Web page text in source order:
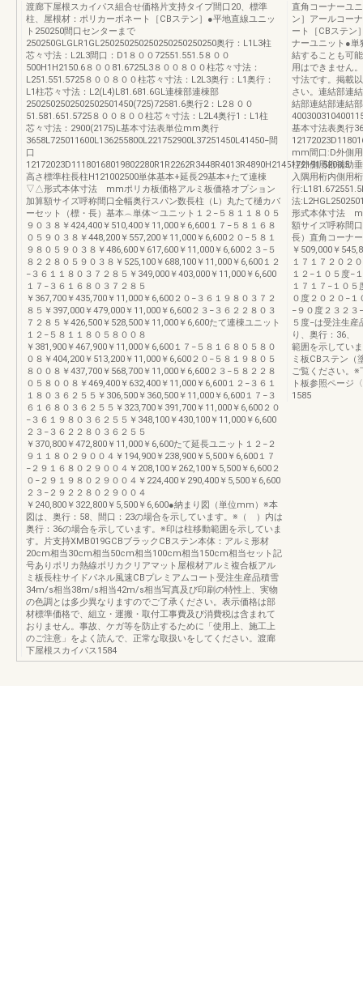
渡廊下屋根スカイパス組合せ価格片支持タイプ間口20、標準
柱、屋根材：ポリカーボネート［CBステン］●平地直線ユニッ
ト250250間口センターまで
250250GLGLR1GL250250250250250250250250奥行：L1L3柱
芯々寸法：L2L3間口：D1８００72551.551.5８００
500H1H2150.6８００81.6725L3８００８００柱芯々寸法：
L251.551.5725８００８００柱芯々寸法：L2L3奥行：L1奥行：
L1柱芯々寸法：L2(L4)L81.681.6GL連棟部連棟部
2502502502502502501450(725)72581.6奥行2：L2８００
51.581.651.5725８００８００柱芯々寸法：L2L4奥行1：L1柱
芯々寸法：2900(2175)L基本寸法表単位mm奥行
3658L725011600L136255800L221752900L37251450L41450−間
口
12172023D11180168019802280R1R2262R3448R4013R4890H2145172191.5203.5
高さ標準柱長柱H121002500単体基本+延長29基本+たて連棟
▽△形式本体寸法 mmポリカ板価格アルミ板価格オプション
加算額サイズ呼称間口全幅奥行スパン数長柱（L）丸たて樋カバ
ーセット（標・長）基本︵単体︶ユニット１２−５８１１８０５
９０３８￥424,400￥510,400￥11,000￥6,600１７−５８１６８
０５９０３８￥448,200￥557,200￥11,000￥6,600２０−５８１
９８０５９０３８￥486,600￥617,600￥11,000￥6,600２３−５
８２２８０５９０３８￥525,100￥688,100￥11,000￥6,600１２
−３６１１８０３７２８５￥349,000￥403,000￥11,000￥6,600
１７−３６１６８０３７２８５
￥367,700￥435,700￥11,000￥6,600２０−３６１９８０３７２
８５￥397,000￥479,000￥11,000￥6,600２３−３６２２８０３
７２８５￥426,500￥528,500￥11,000￥6,600たて連棟ユニット
１２−５８１１８０５８００８
￥381,900￥467,900￥11,000￥6,600１７−５８１６８０５８０
０８￥404,200￥513,200￥11,000￥6,600２０−５８１９８０５
８００８￥437,700￥568,700￥11,000￥6,600２３−５８２２８
０５８００８￥469,400￥632,400￥11,000￥6,600１２−３６１
１８０３６２５５￥306,500￥360,500￥11,000￥6,600１７−３
６１６８０３６２５５￥323,700￥391,700￥11,000￥6,600２０
−３６１９８０３６２５５￥348,100￥430,100￥11,000￥6,600
２３−３６２２８０３６２５５
￥370,800￥472,800￥11,000￥6,600たて延長ユニット１２−２
９１１８０２９００４￥194,900￥238,900￥5,500￥6,600１７
−２９１６８０２９００４￥208,100￥262,100￥5,500￥6,600２
０−２９１９８０２９００４￥224,400￥290,400￥5,500￥6,600
２３−２９２２８０２９００４
￥240,800￥322,800￥5,500￥6,600●納まり図（単位mm）※本
図は、奥行：58、間口：23の場合を示しています。※（ ）内は
奥行：36の場合を示しています。※印は柱移動範囲を示していま
す。片支持XMB019GCBブラックCBステン本体：アルミ形材
20cm相当30cm相当50cm相当100cm相当150cm相当セット記
号ありポリカ熱線ポリカクリアマット屋根材アルミ複合板アル
ミ板長柱サイドパネル風速CBプレミアムコート受注生産品積雪
34m/s相当38m/s相当42m/s相当写真及び印刷の特性上、実物
の色調とは多少異なりますのでご了承ください。表示価格は部
材標準価格で、組立・運搬・取付工事費及び消費税は含まれて
おりません。事故、ケガ等を防止するために「使用上、施工上
のご注意」をよく読んで、正常な取扱いをしてください。渡廊
下屋根スカイパス1584
直角コーナーユ
ン］アールコー
ート［CBステン
ナーユニット●
結することも可
用はできません
寸法です。掲載
さい。連結部連
結部連結部連結
基本寸法表奥行
mm間口:D外側
柱外側用桁補助
入隅用桁内側用
行
法
形式本体寸法
額サイズ呼称間
長）直角コーナ
￥509,000￥
１７１７２０２
１２−１０５度−
１７１７−１０
０度２０２０−
−９０度２３２３
５度−は受注生
り、奥行：36、
範囲を示してい
ミ板CBステン（
ご覧ください。※
ト板参照ページ
1585